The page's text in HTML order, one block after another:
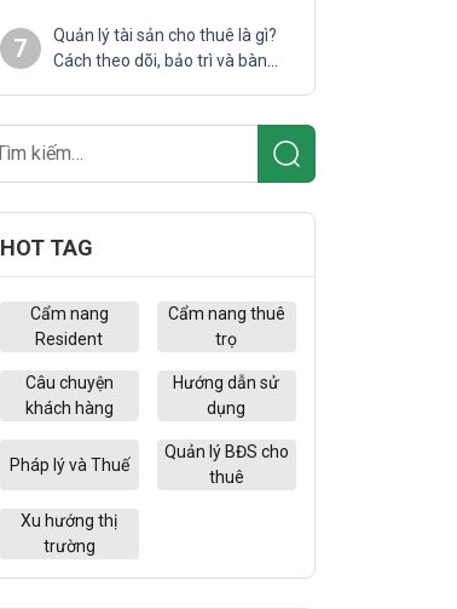
7
Quản lý tài sản cho thuê là gì?
Cách theo dõi, bảo trì và bàn
HOT TAG
Cẩm nang
Resident
Cẩm nang thuê
trọ
Câu chuyện
khách hàng
Hướng dẫn sử
dụng
Pháp lý và Thuế
Quản lý BĐS cho
thuê
Xu hướng thị
trường